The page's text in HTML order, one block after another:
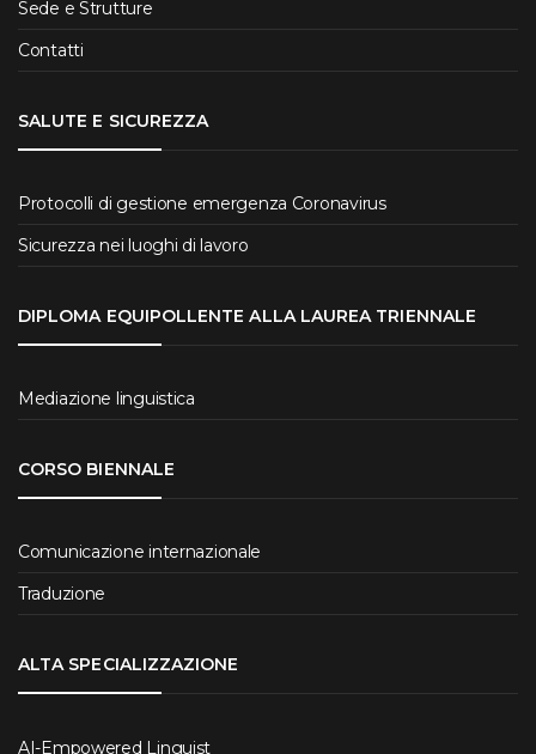
Sede e Strutture
Contatti
SALUTE E SICUREZZA
Protocolli di gestione emergenza Coronavirus
Sicurezza nei luoghi di lavoro
DIPLOMA EQUIPOLLENTE ALLA LAUREA TRIENNALE
Mediazione linguistica
CORSO BIENNALE
Comunicazione internazionale
Traduzione
ALTA SPECIALIZZAZIONE
AI-Empowered Linguist